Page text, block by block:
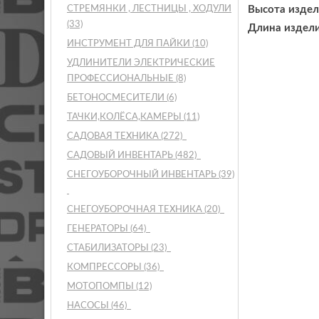
СТРЕМЯНКИ , ЛЕСТНИЦЫ , ХОДУЛИ
(33)
ИНСТРУМЕНТ ДЛЯ ПАЙКИ (10)
УДЛИНИТЕЛИ ЭЛЕКТРИЧЕСКИЕ
ПРОФЕССИОНАЛЬНЫЕ (8)
БЕТОНОСМЕСИТЕЛИ (6)
ТАЧКИ,КОЛЁСА,КАМЕРЫ (11)
САДОВАЯ ТЕХНИКА (272)
САДОВЫЙ ИНВЕНТАРЬ (482)
СНЕГОУБОРОЧНЫЙ ИНВЕНТАРЬ (39)
СНЕГОУБОРОЧНАЯ ТЕХНИКА (20)
ГЕНЕРАТОРЫ (64)
СТАБИЛИЗАТОРЫ (23)
КОМПРЕССОРЫ (36)
МОТОПОМПЫ (12)
НАСОСЫ (46)
Высота
Длина